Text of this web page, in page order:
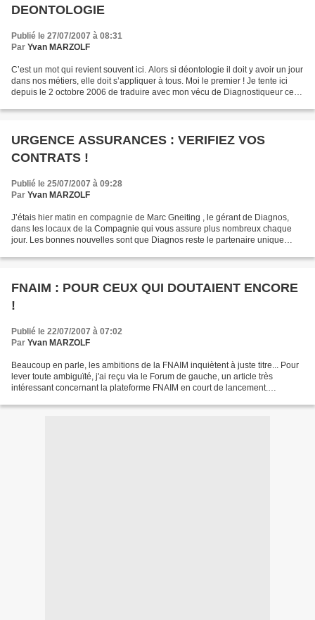
DEONTOLOGIE
Publié le 27/07/2007 à 08:31
Par Yvan MARZOLF
C’est un mot qui revient souvent ici. Alors si déontologie il doit y avoir un jour
dans nos métiers, elle doit s’appliquer à tous. Moi le premier ! Je tente ici
depuis le 2 octobre 2006 de traduire avec mon vécu de Diagnostiqueur ce
URGENCE ASSURANCES : VERIFIEZ VOS
CONTRATS !
Publié le 25/07/2007 à 09:28
Par Yvan MARZOLF
J’étais hier matin en compagnie de Marc Gneiting , le gérant de Diagnos,
dans les locaux de la Compagnie qui vous assure plus nombreux chaque
jour. Les bonnes nouvelles sont que Diagnos reste le partenaire unique
FNAIM : POUR CEUX QUI DOUTAIENT ENCORE
!
Publié le 22/07/2007 à 07:02
Par Yvan MARZOLF
Beaucoup en parle, les ambitions de la FNAIM inquiètent à juste titre... Pour
lever toute ambiguïté, j'ai reçu via le Forum de gauche, un article très
intéressant concernant la plateforme FNAIM en court de lancement.